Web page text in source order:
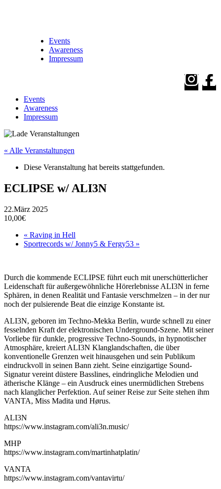
Events
Awareness
Impressum
Events
Awareness
Impressum
« Alle Veranstaltungen
Diese Veranstaltung hat bereits stattgefunden.
ECLIPSE w/ ALI3N
22.März 2025
10,00€
« Raving in Hell
Sportrecords w/ Jonny5 & Fergy53 »
Durch die kommende ECLIPSE führt euch mit unerschütterlicher
Leidenschaft für außergewöhnliche Hörerlebnisse ALI3N in ferne
Sphären, in denen Realität und Fantasie verschmelzen – in der nur
noch der pulsierende Beat die einzige Konstante ist.
ALI3N, geboren im Techno-Mekka Berlin, wurde schnell zu einer
fesselnden Kraft der elektronischen Underground-Szene. Mit seiner
Vorliebe für dunkle, progressive Techno-Sounds, in hypnotischer
Atmosphäre, kreiert ALI3N Klanglandschaften, die über
konventionelle Grenzen weit hinausgehen und sein Publikum
eindruckvoll in seinen Bann zieht. Seine einzigartige Sound-
Signatur vereint düstere Basslines, eindringliche Melodien und
ätherische Klänge – ein Ausdruck eines unermüdlichen Strebens
nach klanglicher Perfektion. Auf seiner Reise zur Seite stehen ihm
VANTA, Miss Madita und Hørus.
ALI3N
https://www.instagram.com/ali3n.music/
MHP
https://www.instagram.com/martinhatplatin/
VANTA
https://www.instagram.com/vantavirtu/